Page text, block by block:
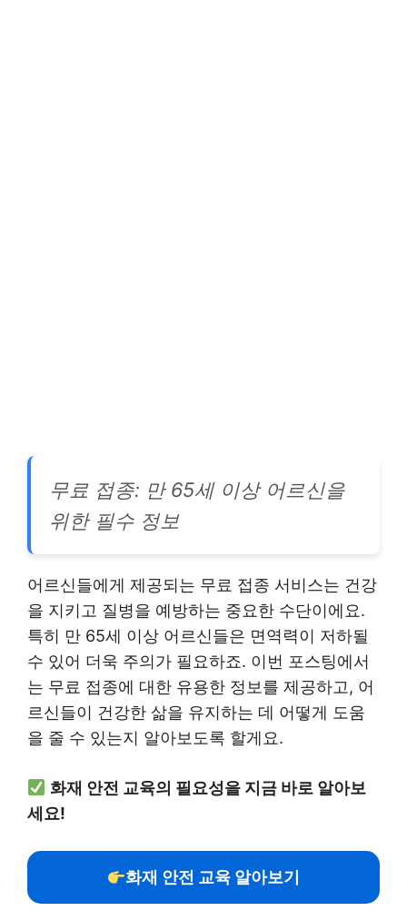
무료 접종: 만 65세 이상 어르신을
위한 필수 정보
어르신들에게 제공되는 무료 접종 서비스는 건강
을 지키고 질병을 예방하는 중요한 수단이에요.
특히 만 65세 이상 어르신들은 면역력이 저하될
수 있어 더욱 주의가 필요하죠. 이번 포스팅에서
는 무료 접종에 대한 유용한 정보를 제공하고, 어
르신들이 건강한 삶을 유지하는 데 어떻게 도움
을 줄 수 있는지 알아보도록 할게요.
화재 안전 교육의 필요성을 지금 바로 알아보
세요!
화재 안전 교육 알아보기